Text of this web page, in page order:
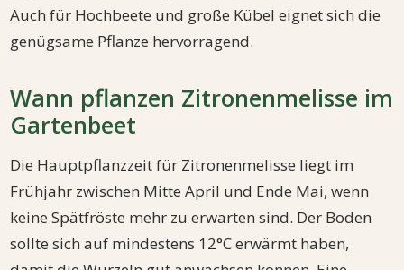
Auch für Hochbeete und große Kübel eignet sich die
genügsame Pflanze hervorragend.
Wann pflanzen Zitronenmelisse im
Gartenbeet
Die Hauptpflanzzeit für Zitronenmelisse liegt im
Frühjahr zwischen Mitte April und Ende Mai, wenn
keine Spätfröste mehr zu erwarten sind. Der Boden
sollte sich auf mindestens 12°C erwärmt haben,